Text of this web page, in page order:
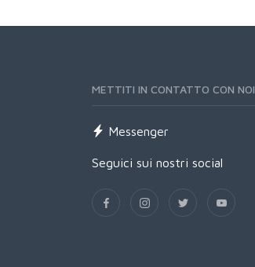
METTITI IN CONTATTO CON NOI
Messenger
Seguici sui nostri social